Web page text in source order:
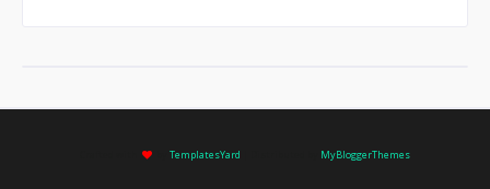
TemplatesYard MyBloggerThemes